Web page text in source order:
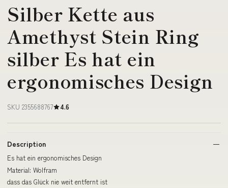
Silber Kette aus
Amethyst Stein Ring
silber Es hat ein
ergonomisches Design
SKU 2355688767 4.6
Description
Es hat ein ergonomisches Design
Material: Wolfram
dass das Glück nie weit entfernt ist